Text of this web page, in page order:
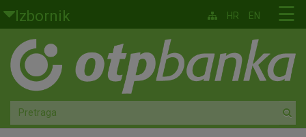
Skoči na glavni sadržaj
Izbornik
Građani
Privatno bankarstvo
Agro
☰
HR EN